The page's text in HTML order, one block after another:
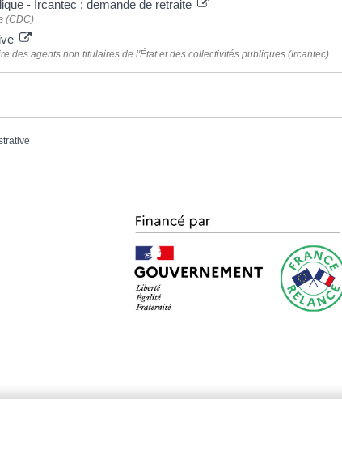
- Ircantec : demande de retraite
(CDC)
des agents non titulaires de l'État et des collectivités publiques (Ircantec)